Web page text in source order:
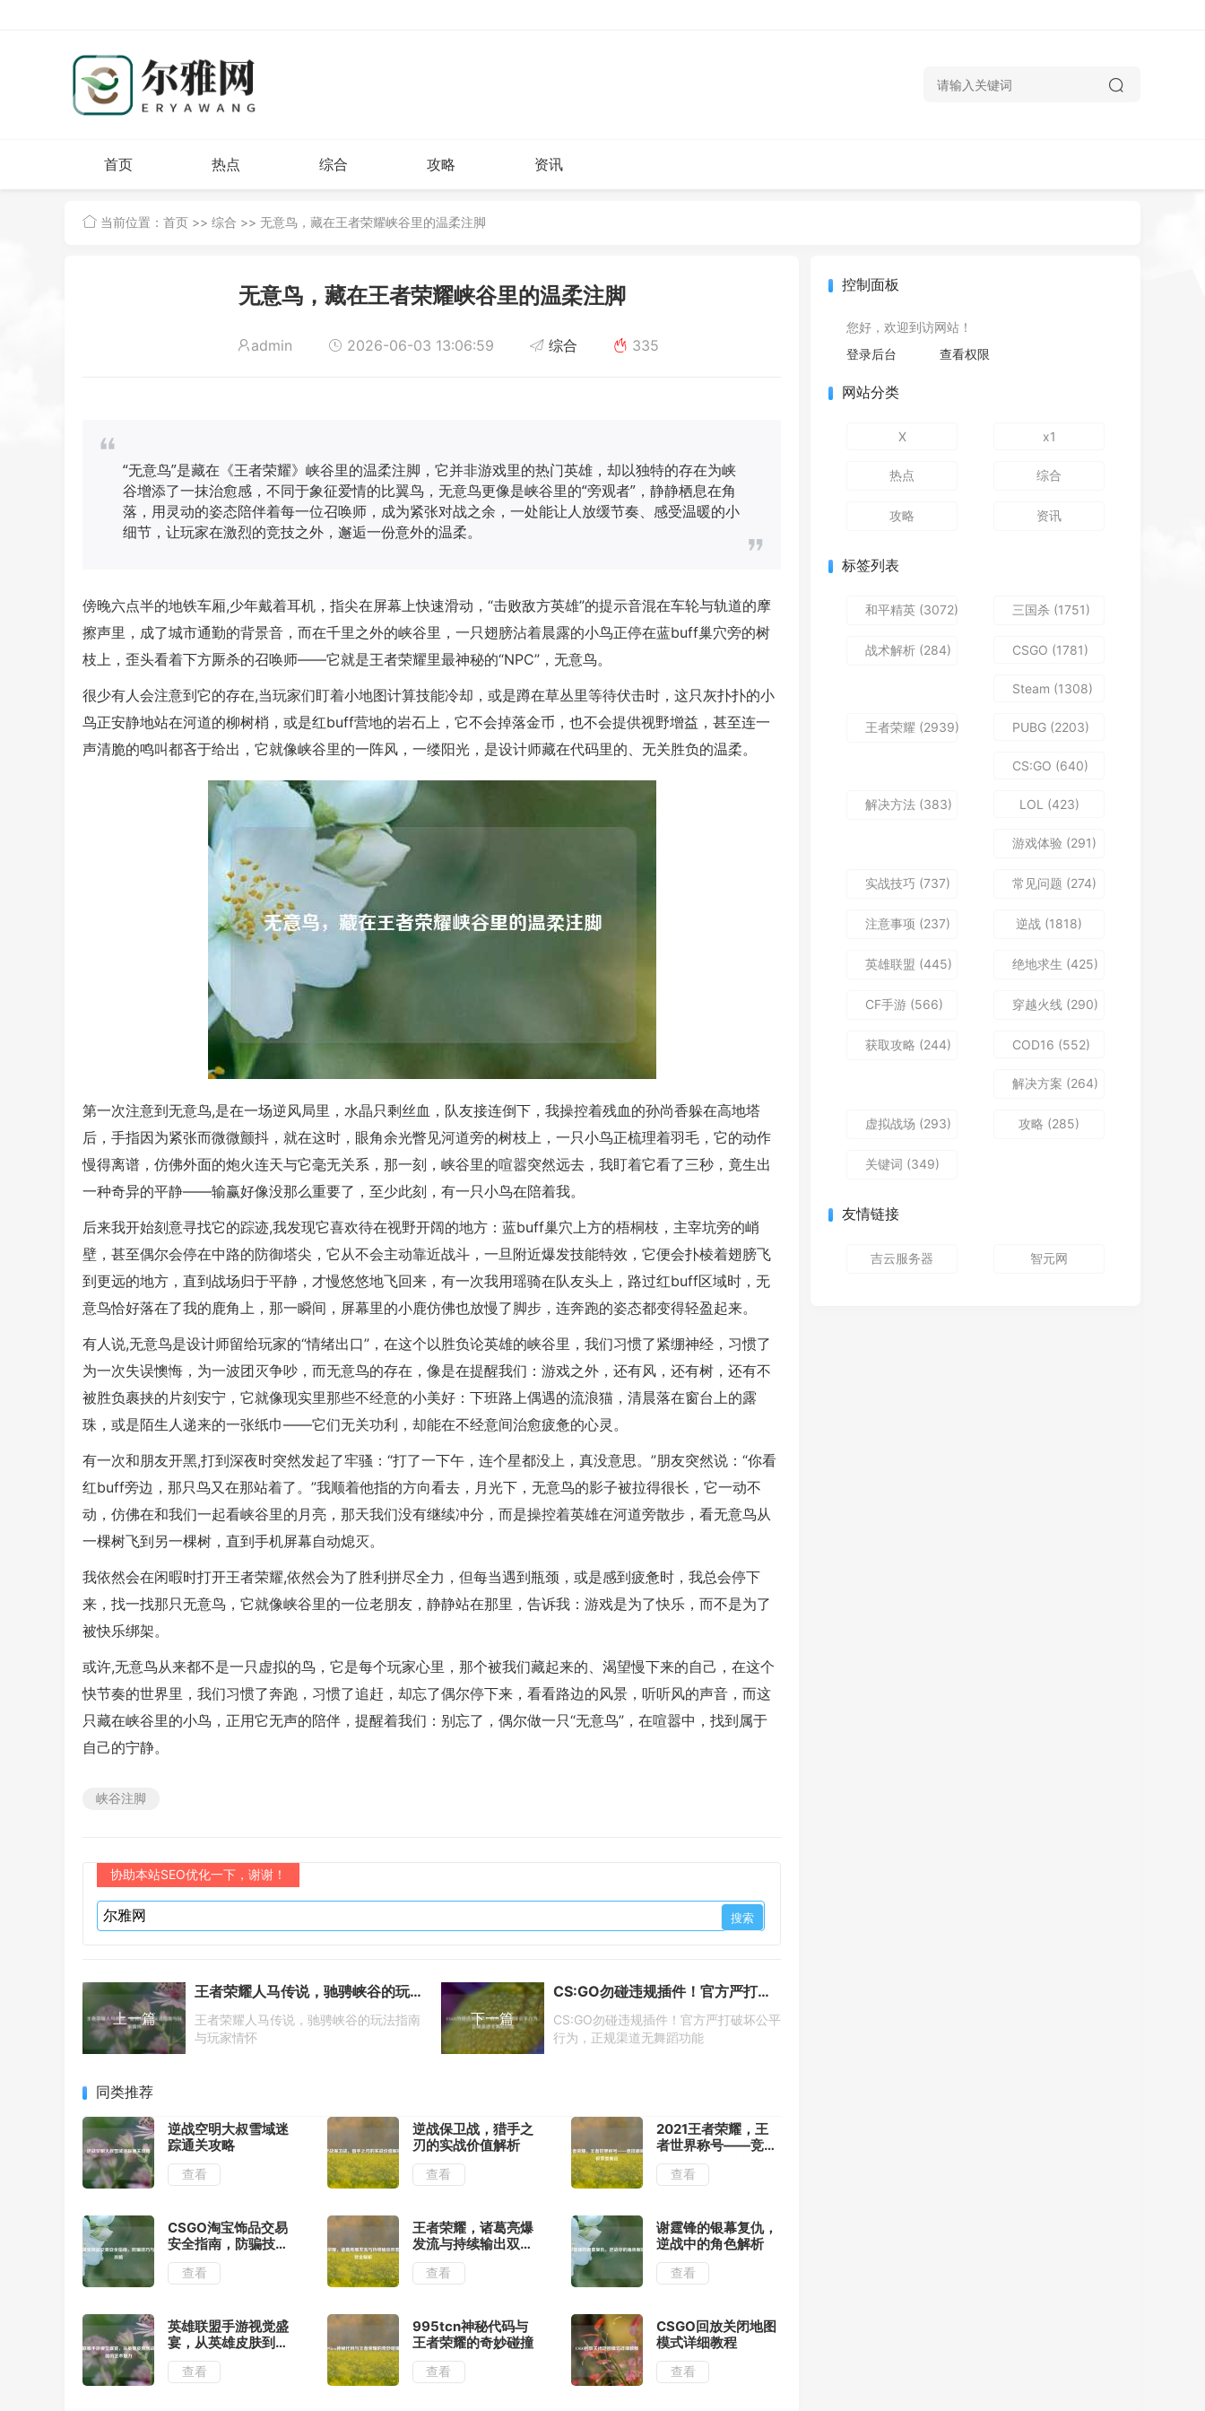
首页 热点 综合 攻略 资讯
当前位置： 首页 >> 综合 >> 无意鸟，藏在王者荣耀峡谷里的温柔注脚
无意鸟，藏在王者荣耀峡谷里的温柔注脚
admin 2026-06-03 13:06:59 综合 335
“无意鸟”是藏在《王者荣耀》峡谷里的温柔注脚，它并非游戏里的热门英雄，却以独特的存在为峡
谷增添了一抹治愈感，不同于象征爱情的比翼鸟，无意鸟更像是峡谷里的“旁观者”，静静栖息在角
落，用灵动的姿态陪伴着每一位召唤师，成为紧张对战之余，一处能让人放缓节奏、感受温暖的小
细节，让玩家在激烈的竞技之外，邂逅一份意外的温柔。
傍晚六点半的地铁车厢,少年戴着耳机，指尖在屏幕上快速滑动，“击败敌方英雄”的提示音混在车轮与轨道的摩
擦声里，成了城市通勤的背景音，而在千里之外的峡谷里，一只翅膀沾着晨露的小鸟正停在蓝buff巢穴旁的树
枝上，歪头看着下方厮杀的召唤师——它就是王者荣耀里最神秘的“NPC”，无意鸟。
很少有人会注意到它的存在,当玩家们盯着小地图计算技能冷却，或是蹲在草丛里等待伏击时，这只灰扑扑的小
鸟正安静地站在河道的柳树梢，或是红buff营地的岩石上，它不会掉落金币，也不会提供视野增益，甚至连一
声清脆的鸣叫都吝于给出，它就像峡谷里的一阵风，一缕阳光，是设计师藏在代码里的、无关胜负的温柔。
第一次注意到无意鸟,是在一场逆风局里，水晶只剩丝血，队友接连倒下，我操控着残血的孙尚香躲在高地塔
后，手指因为紧张而微微颤抖，就在这时，眼角余光瞥见河道旁的树枝上，一只小鸟正梳理着羽毛，它的动作
慢得离谱，仿佛外面的炮火连天与它毫无关系，那一刻，峡谷里的喧嚣突然远去，我盯着它看了三秒，竟生出
一种奇异的平静——输赢好像没那么重要了，至少此刻，有一只小鸟在陪着我。
后来我开始刻意寻找它的踪迹,我发现它喜欢待在视野开阔的地方：蓝buff巢穴上方的梧桐枝，主宰坑旁的峭
壁，甚至偶尔会停在中路的防御塔尖，它从不会主动靠近战斗，一旦附近爆发技能特效，它便会扑棱着翅膀飞
到更远的地方，直到战场归于平静，才慢悠悠地飞回来，有一次我用瑶骑在队友头上，路过红buff区域时，无
意鸟恰好落在了我的鹿角上，那一瞬间，屏幕里的小鹿仿佛也放慢了脚步，连奔跑的姿态都变得轻盈起来。
有人说,无意鸟是设计师留给玩家的“情绪出口”，在这个以胜负论英雄的峡谷里，我们习惯了紧绷神经，习惯了
为一次失误懊悔，为一波团灭争吵，而无意鸟的存在，像是在提醒我们：游戏之外，还有风，还有树，还有不
被胜负裹挟的片刻安宁，它就像现实里那些不经意的小美好：下班路上偶遇的流浪猫，清晨落在窗台上的露
珠，或是陌生人递来的一张纸巾——它们无关功利，却能在不经意间治愈疲惫的心灵。
有一次和朋友开黑,打到深夜时突然发起了牢骚：“打了一下午，连个星都没上，真没意思。”朋友突然说：“你看
红buff旁边，那只鸟又在那站着了。”我顺着他指的方向看去，月光下，无意鸟的影子被拉得很长，它一动不
动，仿佛在和我们一起看峡谷里的月亮，那天我们没有继续冲分，而是操控着英雄在河道旁散步，看无意鸟从
一棵树飞到另一棵树，直到手机屏幕自动熄灭。
我依然会在闲暇时打开王者荣耀,依然会为了胜利拼尽全力，但每当遇到瓶颈，或是感到疲惫时，我总会停下
来，找一找那只无意鸟，它就像峡谷里的一位老朋友，静静站在那里，告诉我：游戏是为了快乐，而不是为了
被快乐绑架。
或许,无意鸟从来都不是一只虚拟的鸟，它是每个玩家心里，那个被我们藏起来的、渴望慢下来的自己，在这个
快节奏的世界里，我们习惯了奔跑，习惯了追赶，却忘了偶尔停下来，看看路边的风景，听听风的声音，而这
只藏在峡谷里的小鸟，正用它无声的陪伴，提醒着我们：别忘了，偶尔做一只“无意鸟”，在喧嚣中，找到属于
自己的宁静。
峡谷注脚
协助本站SEO优化一下，谢谢！
上一篇
王者荣耀人马传说，驰骋峡谷的玩法指南与玩家情怀
王者荣耀人马传说，驰骋峡谷的玩法指南
与玩家情怀
下一篇
CS:GO勿碰违规插件！官方严打破坏公平行为，正规渠道无舞蹈功能
CS:GO勿碰违规插件！官方严打破坏公平
行为，正规渠道无舞蹈功能
同类推荐
逆战空明大叔雪域迷
踪通关攻略
查看
逆战保卫战，猎手之
刃的实战价值解析
查看
2021王者荣耀，王
者世界称号——竞技
巅峰的终极荣誉象征
查看
CSGO淘宝饰品交易
安全指南，防骗技巧
与购买攻略
查看
王者荣耀，诸葛亮爆
发流与持续输出双套
路出装全解析
查看
谢霆锋的银幕复仇，
逆战中的角色解析
查看
英雄联盟手游视觉盛
宴，从英雄皮肤到战
场截图的艺术魅力
查看
995tcn神秘代码与
王者荣耀的奇妙碰撞
查看
CSGO回放关闭地图
模式详细教程
查看
控制面板
您好，欢迎到访网站！
登录后台
查看权限
网站分类
X x1
热点 综合
攻略 资讯
标签列表
和平精英 (3072) 三国杀 (1751)
战术解析 (284) CSGO (1781)
Steam (1308)
王者荣耀 (2939) PUBG (2203)
CS:GO (640)
解决方法 (383) LOL (423)
游戏体验 (291)
实战技巧 (737) 常见问题 (274)
注意事项 (237) 逆战 (1818)
英雄联盟 (445) 绝地求生 (425)
CF手游 (566) 穿越火线 (290)
获取攻略 (244) COD16 (552)
解决方案 (264)
虚拟战场 (293) 攻略 (285)
关键词 (349)
友情链接
吉云服务器 智元网